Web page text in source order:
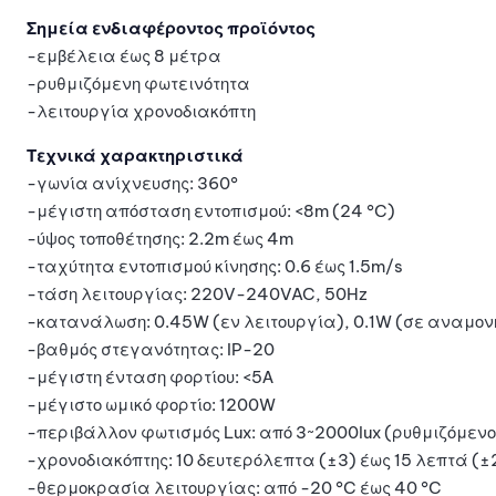
Σημεία ενδιαφέροντος προϊόντος
-εμβέλεια έως 8 μέτρα
-ρυθμιζόμενη φωτεινότητα
-λειτουργία χρονοδιακόπτη
Τεχνικά χαρακτηριστικά
-γωνία ανίχνευσης: 360°
-μέγιστη απόσταση εντοπισμού: <8m (24 °C)
-ύψος τοποθέτησης: 2.2m έως 4m
-ταχύτητα εντοπισμού κίνησης: 0.6 έως 1.5m/s
-τάση λειτουργίας: 220V-240VAC, 50Hz
-κατανάλωση: 0.45W (εν λειτουργία), 0.1W (σε
-βαθμός στεγανότητας: IP-20
-μέγιστη ένταση φορτίου: <5Α
-μέγιστο ωμικό φορτίο: 1200W
-περιβάλλον φωτισμός Lux: από 3~2000lux
-χρονοδιακόπτης: 10 δευτερόλεπτα (±3) έως 15 λεπτά
-θερμοκρασία λειτουργίας: από -20 °C έως 40 °C